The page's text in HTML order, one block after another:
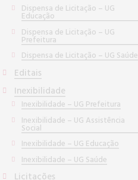
Dispensa de Licitação – UG
Educação
Dispensa de Licitação – UG
Prefeitura
Dispensa de Licitação – UG Saúde
Editais
Inexibilidade
Inexibilidade – UG Prefeitura
Inexibilidade – UG Assistência
Social
Inexibilidade – UG Educação
Inexibilidade – UG Saúde